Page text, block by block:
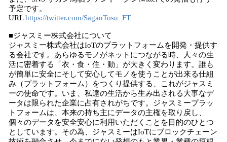
予定です。
URLhttps://twitter.com/SaganTosu_FT
■ジャスミー株式会社について
ジャスミー株式会社はIoTのプラットフォームを開発・提供す
る会社です。あらゆるモノがネットにつながる時、人々の生
活に密着する「衣・食・住・動」が大きく変わります。誰も
が簡単に安全にそして安心してモノを使うことが出来る仕組
み（プラットフォーム）をつくり提供する、これがジャスミ
ーの使命です。いま、私達の生活から生み出される大事なデ
ータは限られた企業に占有されがちです。ジャスミープラッ
トフォームは、本来の持ち主にデータの主権を取り戻し、
個々のデータを安全安心に利用いただくことを目的のひとつ
としています。その為、ジャスミーはIoTにブロックチェーン